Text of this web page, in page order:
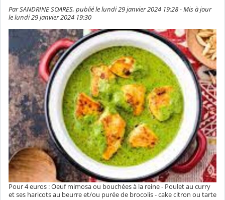
Par SANDRINE SOARES, publié le lundi 29 janvier 2024 19:28 - Mis à jour
le lundi 29 janvier 2024 19:30
Pour 4 euros : Oeuf mimosa ou bouchées à la reine - Poulet au curry
et ses haricots au beurre et/ou purée de brocolis - cake citron ou tarte